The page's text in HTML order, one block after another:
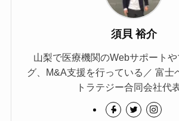
須貝 裕介
山梨で医療機関のWebサポート
グ、M&A支援を行っている／ 富士
トラテジー合同会社代表